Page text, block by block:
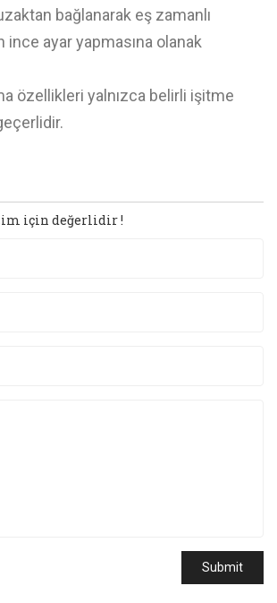
bağlanarak eş zamanlı
ince ayar yapmasına olanak
özellikleri yalnızca belirli işitme
için değerlidir !
Submit